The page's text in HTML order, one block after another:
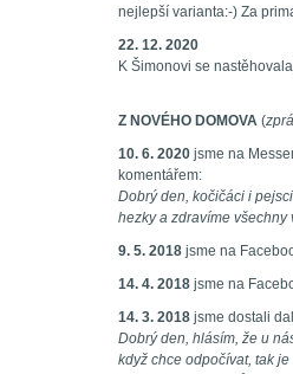
nejlepší varianta:-) Za
22. 12. 2020
K Šimonovi se
Z NOVÉHO DOMOVA (
10. 6. 2020 jsme na
komentářem:
Dobrý den, kočičáci i
hezky a zdravíme všechny
9. 5. 2018 jsme na
14. 4. 2018 jsme na
14. 3. 2018 jsme dostali
Dobrý den, hlásím, že u
když chce odpočívat, tak